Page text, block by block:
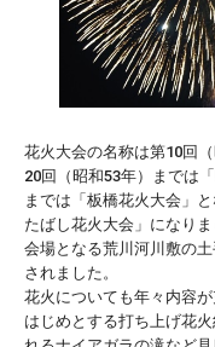
花火大会の名称は第10回
20回（昭和53年）までは
までは「板橋花火大会」
たばし花火大会」になりま
会場となる荒川河川敷の
されました。
花火についても年々内容
はじめとする打ち上げ花